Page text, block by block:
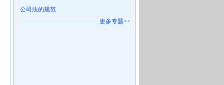
公司法的规范
更多专题>>